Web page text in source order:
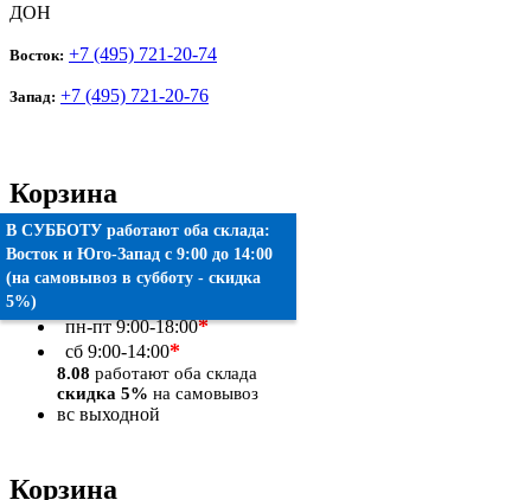
ДОН
Восток: +7 (495) 721-20-74
Запад: +7 (495) 721-20-76
Корзина
Товаров:0 шт.
Оформить заказ
пн-пт9:00-18:00*
сб 9:00-14:00*
8.08 работают оба склада
скидка 5% на самовывоз
вс выходной
Корзина
В СУББОТУ работают оба склада:
Восток и Юго-Запад c 9:00 до 14:00
(на самовывоз в субботу - скидка
5%)